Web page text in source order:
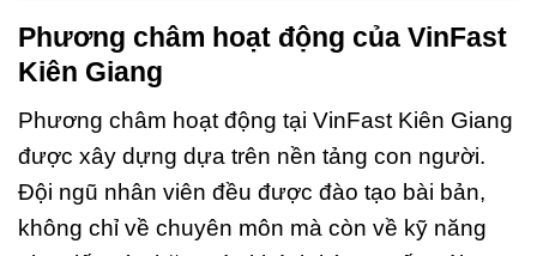
Phương châm hoạt động của VinFast
Kiên Giang
Phương châm hoạt động tại VinFast Kiên Giang
được xây dựng dựa trên nền tảng con người.
Đội ngũ nhân viên đều được đào tạo bài bản,
không chỉ về chuyên môn mà còn về kỹ năng